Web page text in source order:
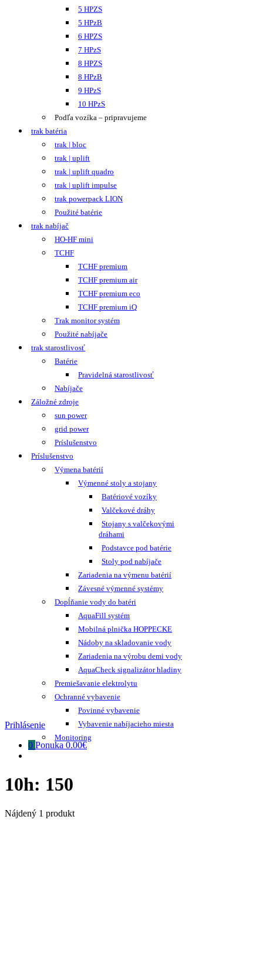
5 HPZS
5 HPzB
6 HPZS
7 HPzS
8 HPZS
8 HPzB
9 HPzS
10 HPzS
Podľa vozíka – pripravujeme
trak batéria
trak | bloc
trak | uplift
trak | uplift quadro
trak | uplift impulse
trak powerpack LION
Použité batérie
trak nabíjač
HO-HF mini
TCHF
TCHF premium
TCHF premium air
TCHF premium eco
TCHF premium iQ
Trak monitor systém
Použité nabíjače
trak starostlivosť
Batérie
Pravidelná starostlivosť
Nabíjače
Záložné zdroje
sun power
grid power
Príslušenstvo
Príslušenstvo
Výmena batérií
Výmenné stoly a stojany
Batériové vozíky
Valčekové dráhy
Stojany s valčekovými
dráhami
Podstavce pod batérie
Stoly pod nabíjače
Zariadenia na výmenu batérií
Závesné výmenné systémy
Dopĺňanie vody do batéri
AquaFill systém
Mobilná plnička HOPPECKE
Nádoby na skladovanie vody
Zariadenia na výrobu demi vody
AquaCheck signalizátor hladiny
Premiešavanie elektrolytu
Ochranné vybavenie
Povinné vybavenie
Vybavenie nabíjacieho miesta
Monitoring
Prihlásenie
0 Ponuka 0.00€
10h: 150
Nájdený 1 produkt